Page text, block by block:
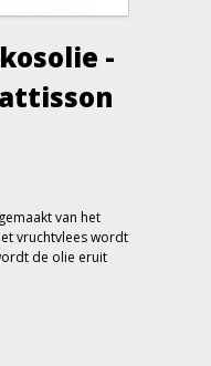
-
van het
vruchtvlees wordt
de olie eruit